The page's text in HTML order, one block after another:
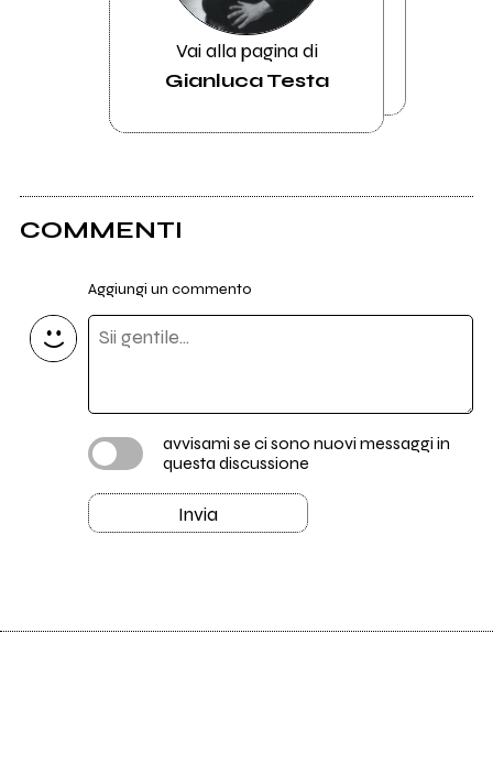
Vai alla pagina di
Gianluca Testa
COMMENTI
Aggiungi un commento
avvisami se ci sono nuovi messaggi in
questa discussione
Invia